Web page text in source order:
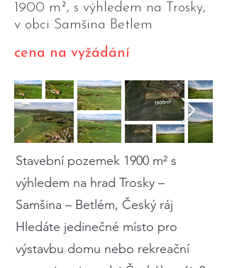
1900 m², s výhledem na Trosky,
v obci Samšina Betlem
cena na vyžádání
Stavební pozemek 1900 m² s
výhledem na hrad Trosky –
Samšina – Betlém, Český ráj
Hledáte jedinečné místo pro
výstavbu domu nebo rekreační